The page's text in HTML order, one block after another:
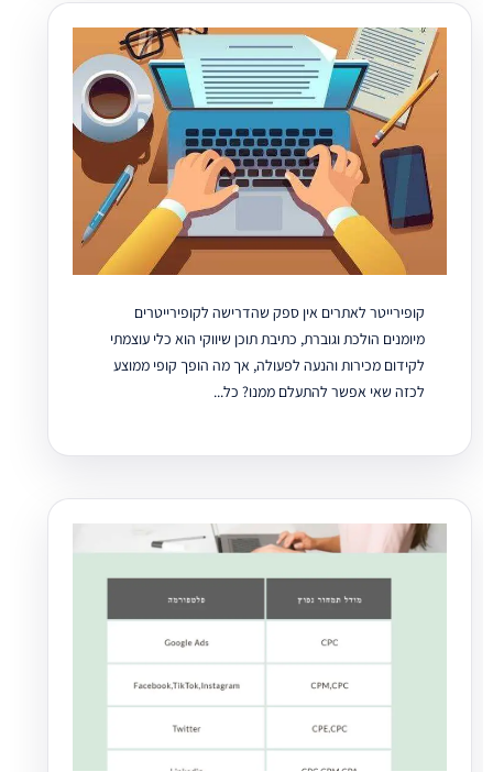
קופירייטר לאתרים אין ספק שהדרישה לקופירייטרים
מיומנים הולכת וגוברת, כתיבת תוכן שיווקי הוא כלי עוצמתי
לקידום מכירות והנעה לפעולה, אך מה הופך קופי ממוצע
לכזה שאי אפשר להתעלם ממנו? כל...